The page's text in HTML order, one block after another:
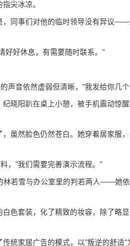
尖冰凉。
，同事们对他的临时领导没有异议
好好休息，有需要随时联系。"
声音依然虚弱但清晰，"我发给你几
晓阳趴在桌上小憩，被手机震动惊
虽然脸色仍然苍白。她穿着居家服
，"我们需要完善演示流程。"
林若雪与办公室里的判若两人——她
色套装，化了精致的妆容，除了略
统家居广告的模式，以"叛逆的舒适